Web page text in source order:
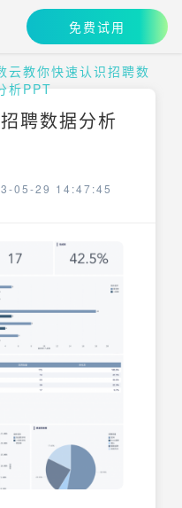
免费试用
云教你快速认识招聘数
析PPT
聘数据分析
05-29 14:47:45